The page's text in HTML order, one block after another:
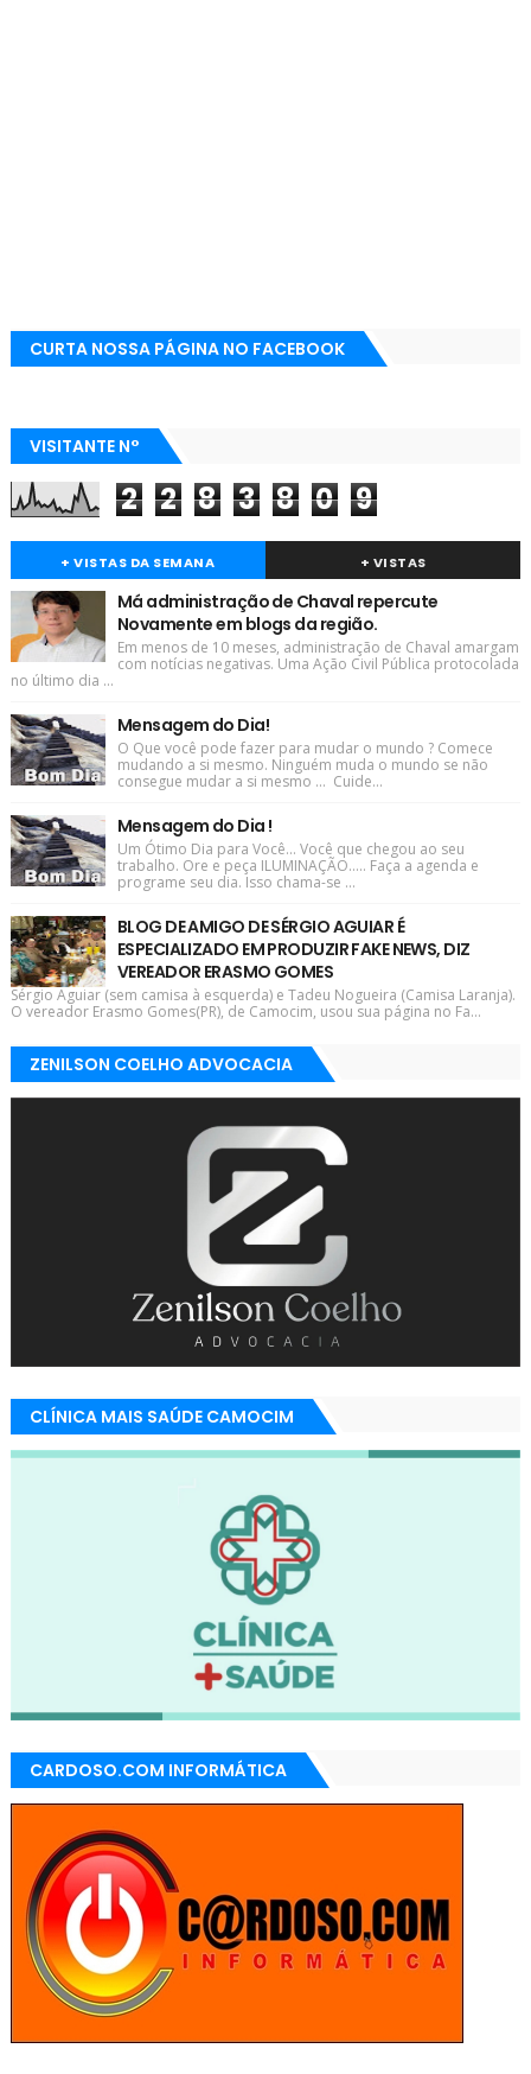
CURTA NOSSA PÁGINA NO FACEBOOK
VISITANTE N°
2 2 8 3 8 0 9
+ VISTAS DA SEMANA + VISTAS
Má administração de Chaval repercute
Novamente em blogs da região.
Em menos de 10 meses, administração de Chaval amargam
com notícias negativas. Uma Ação Civil Pública protocolada
no último dia ...
Mensagem do Dia!
O Que você pode fazer para mudar o mundo ? Comece
mudando a si mesmo. Ninguém muda o mundo se não
consegue mudar a si mesmo ... Cuide...
Mensagem do Dia !
Um Ótimo Dia para Você... Você que chegou ao seu
trabalho. Ore e peça ILUMINAÇÃO..... Faça a agenda e
programe seu dia. Isso chama-se ...
BLOG DE AMIGO DE SÉRGIO AGUIAR É
ESPECIALIZADO EM PRODUZIR FAKE NEWS, DIZ
VEREADOR ERASMO GOMES
Sérgio Aguiar (sem camisa à esquerda) e Tadeu Nogueira (Camisa Laranja).
O vereador Erasmo Gomes(PR), de Camocim, usou sua página no Fa...
ZENILSON COELHO ADVOCACIA
CLÍNICA MAIS SAÚDE CAMOCIM
CARDOSO.COM INFORMÁTICA